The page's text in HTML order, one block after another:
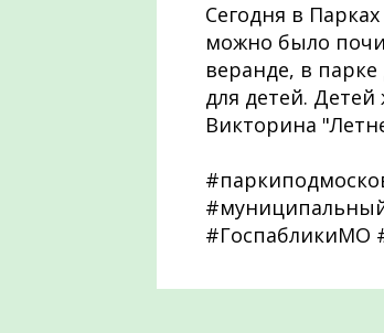
Сегодня в
можно было
веранде, в
для детей.
Викторина
#ГоспабликиМО